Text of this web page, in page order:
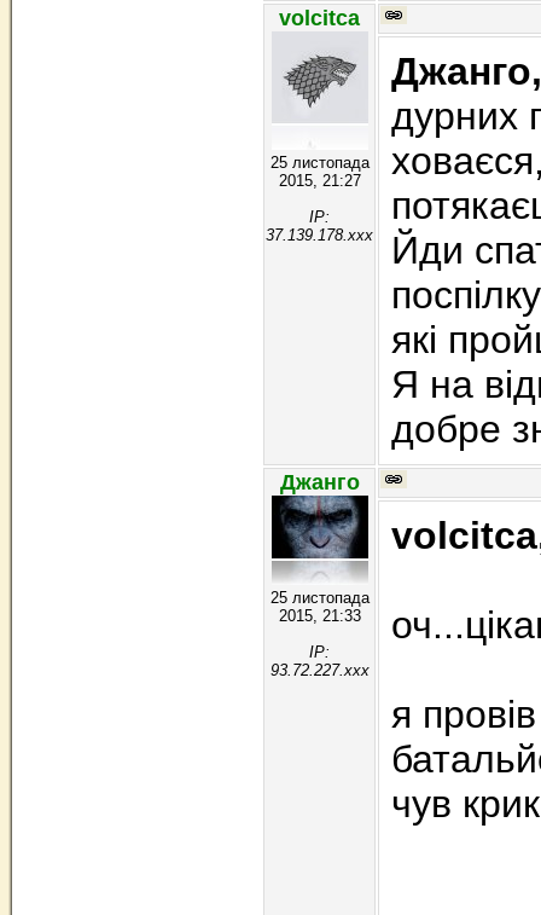
volcitca
25 листопада
2015, 21:27
IP:
37.139.178.xxx
дурних
Йди
які
Я на
добре
Джанго
25 листопада
2015, 21:33
IP:
93.72.227.xxx
я провів
чув